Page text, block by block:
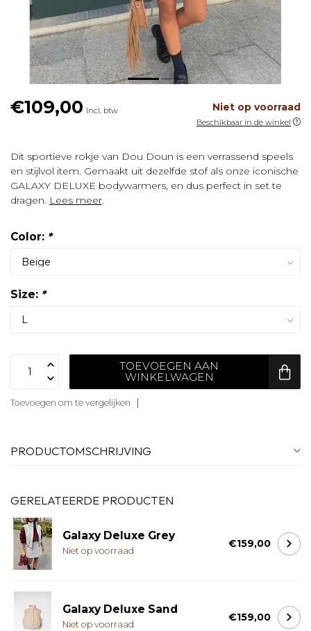
€109,00 Incl. btw Niet op voorraad
Beschikbaar in de winkel
Dit sportieve rokje van Dou Doun is een verrassend speels
en stijlvol item. Gemaakt uit dezelfde stof als onze iconische
GALAXY DELUXE bodywarmers, en dus perfect in set te
dragen. Lees meer.
Color: *
Size: *
TOEVOEGEN AAN
WINKELWAGEN
Toevoegen om te vergelijken
PRODUCTOMSCHRIJVING
GERELATEERDE PRODUCTEN
Galaxy Deluxe Grey
Niet op voorraad
€159,00
Galaxy Deluxe Sand
Niet op voorraad
€159,00